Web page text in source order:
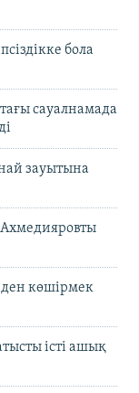
бола
сауалнамада
зауытына
Ахмедияровты
көшірмек
істі ашық